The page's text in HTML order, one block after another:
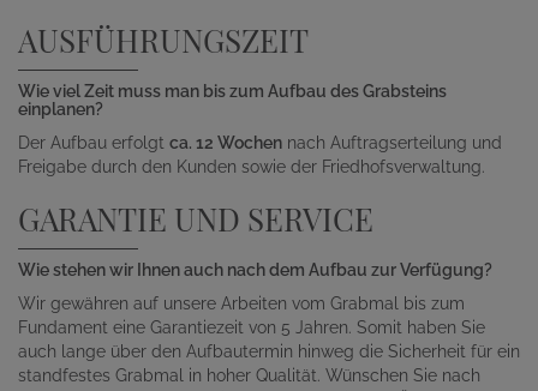
AUSFÜHRUNGSZEIT
Wie viel Zeit muss man bis zum Aufbau des Grabsteins
einplanen?
Der Aufbau erfolgt ca. 12 Wochen nach Auftragserteilung und
Freigabe durch den Kunden sowie der Friedhofsverwaltung.
GARANTIE UND SERVICE
Wie stehen wir Ihnen auch nach dem Aufbau zur Verfügung?
Wir gewähren auf unsere Arbeiten vom Grabmal bis zum
Fundament eine Garantiezeit von 5 Jahren. Somit haben Sie
auch lange über den Aufbautermin hinweg die Sicherheit für ein
standfestes Grabmal in hoher Qualität. Wünschen Sie nach